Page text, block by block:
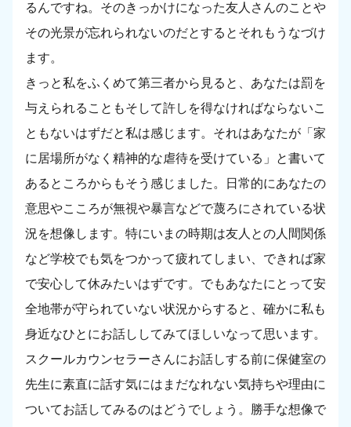
るんですね。そのきっかけになった友人さんのことや
その光景が忘れられないのだとするとそれもうなづけ
ます。
きっと私をふくめて第三者から見ると、あなたは罰を
与えられることもそして許しを得なければならないこ
ともないはずだと私は感じます。それはあなたが「家
に居場所がなく精神的な虐待を受けている」と書いて
あるところからもそう感じました。日常的にあなたの
意思やこころが無視や暴言などで蔑ろにされている状
況を想像します。特にいまの時期は友人との人間関係
など学校でも気をつかって疲れてしまい、できれば家
で安心して休みたいはずです。でもあなたにとって安
全地帯が守られていない状況からすると、確かに私も
身近なひとにお話ししてみてほしいなって思います。
スクールカウンセラーさんにお話しする前に保健室の
先生に素直に話す気にはまだなれない気持ちや理由に
ついてお話してみるのはどうでしょう。勝手な想像で